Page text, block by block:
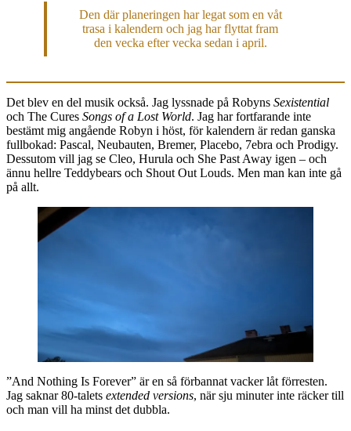
Den där planeringen har legat som en våt
trasa i kalendern och jag har flyttat fram
den vecka efter vecka sedan i april.
Det blev en del musik också. Jag lyssnade på Robyns Sexistential
och The Cures Songs of a Lost World. Jag har fortfarande inte
bestämt mig angående Robyn i höst, för kalendern är redan ganska
fullbokad: Pascal, Neubauten, Bremer, Placebo, 7ebra och Prodigy.
Dessutom vill jag se Cleo, Hurula och She Past Away igen – och
ännu hellre Teddybears och Shout Out Louds. Men man kan inte gå
på allt.
”And Nothing Is Forever” är en så förbannat vacker låt förresten.
Jag saknar 80-talets extended versions, när sju minuter inte räcker till
och man vill ha minst det dubbla.